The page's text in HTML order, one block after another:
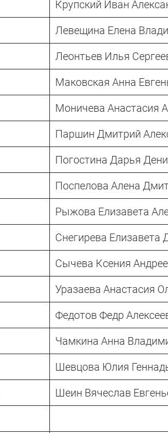
Крупский Иван
Левещина Елена
Леонтьев Илья
Маковская Анна
Моничева Анастасия
Паршин Дмитрий
Погостина Дарья
Поспелова Алена
Рыжова Елизавета
Снегирева Елизавета
Сычева Ксения
Уразаева Анастасия
Федотов Федр
Чамкина Анна
Шевцова Юлия
Шеин Вячеслав